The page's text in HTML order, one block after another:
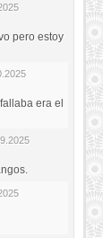
pero estoy
era el